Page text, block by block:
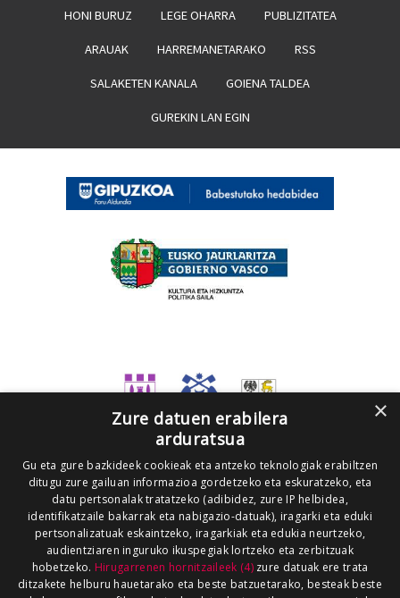
HONI BURUZ LEGE OHARRA PUBLIZITATEA
ARAUAK HARREMANETARAKO RSS
SALAKETEN KANALA GOIENA TALDEA
GUREKIN LAN EGIN
×
Zure datuen erabilera
arduratsua
Gu eta gure bazkideek cookieak eta antzeko teknologiak erabiltzen
ditugu zure gailuan informazioa gordetzeko eta eskuratzeko, eta
datu pertsonalak tratatzeko (adibidez, zure IP helbidea,
identifikatzaile bakarrak eta nabigazio-datuak), iragarki eta eduki
pertsonalizatuak eskaintzeko, iragarkiak eta edukia neurtzeko,
audientziaren inguruko ikuspegiak lortzeko eta zerbitzuak
hobetzeko. Hirugarrenen hornitzaileek (4)zure datuak ere trata
ditzakete helburu hauetarako eta beste batzuetarako, besteak beste